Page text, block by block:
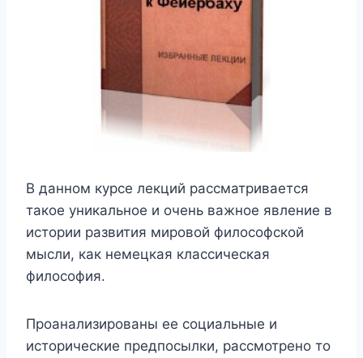
В данном курсе лекций рассматривается
такое уникальное и очень важное явление в
истории развития мировой философской
мысли, как немецкая классическая
философия.
Проанализированы ее социальные и
исторические предпосылки, рассмотрено то